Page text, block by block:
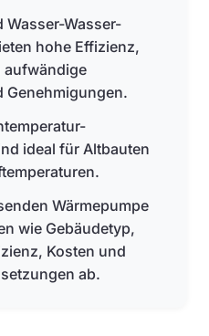
Wasser-Wasser-
hohe Effizienz,
aufwändige
Genehmigungen.
ideal für Altbauten
Wärmepumpe
wie Gebäudetyp,
Kosten und
ab.